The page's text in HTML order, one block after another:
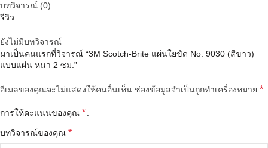
บทวิจารณ์ (0)
รีวิว
ยังไม่มีบทวิจารณ์
มาเป็นคนแรกที่วิจารณ์ “3M Scotch-Brite แผ่นใยขัด No. 9030 (สีขาว)
แบบแผ่น หนา 2 ซม.”
อีเมลของคุณจะไม่แสดงให้คนอื่นเห็น ช่องข้อมูลจำเป็นถูกทำเครื่องหมาย *
การให้คะแนนของคุณ *
บทวิจารณ์ของคุณ *